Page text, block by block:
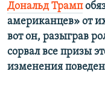
Дональд Трамп
американцев» от
вот он, разыграв
сорвал все призы
изменения